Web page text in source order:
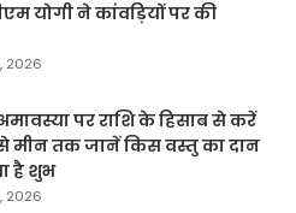
योगी ने कांवड़ियों पर की
2026
पर राशि के हिसाब से करें
मीन तक जानें किस वस्तु का दान
है शुभ
2026